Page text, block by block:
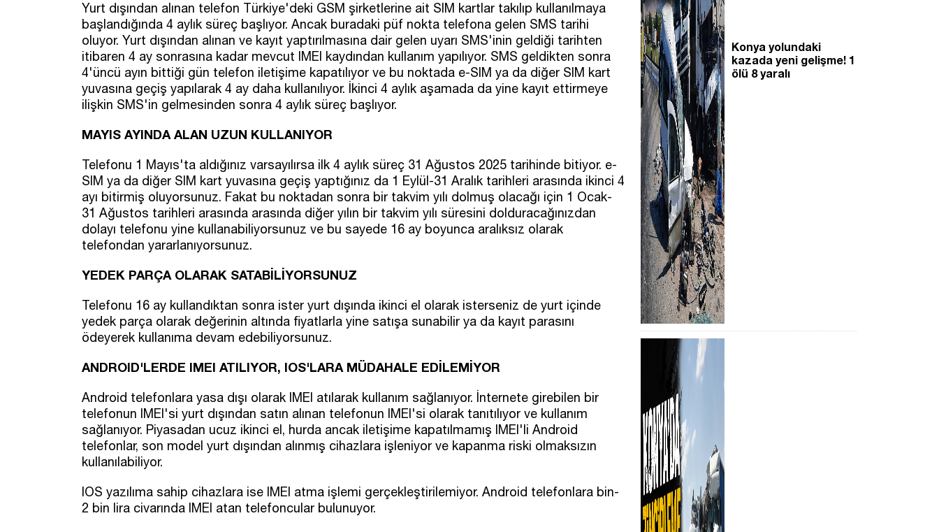
Yurt dışından alınan telefon Türkiye'deki GSM şirketlerine ait SIM kartlar takılıp kullanılmaya
başlandığında 4 aylık süreç başlıyor. Ancak buradaki püf nokta telefona gelen SMS tarihi
oluyor. Yurt dışından alınan ve kayıt yaptırılmasına dair gelen uyarı SMS'inin geldiği tarihten
itibaren 4 ay sonrasına kadar mevcut IMEI kaydından kullanım yapılıyor. SMS geldikten sonra
4'üncü ayın bittiği gün telefon iletişime kapatılıyor ve bu noktada e-SIM ya da diğer SIM kart
yuvasına geçiş yapılarak 4 ay daha kullanılıyor. İkinci 4 aylık aşamada da yine kayıt ettirmeye
ilişkin SMS'in gelmesinden sonra 4 aylık süreç başlıyor.
MAYIS AYINDA ALAN UZUN KULLANIYOR
Telefonu 1 Mayıs'ta aldığınız varsayılırsa ilk 4 aylık süreç 31 Ağustos 2025 tarihinde bitiyor. e-
SIM ya da diğer SIM kart yuvasına geçiş yaptığınız da 1 Eylül-31 Aralık tarihleri arasında ikinci 4
ayı bitirmiş oluyorsunuz. Fakat bu noktadan sonra bir takvim yılı dolmuş olacağı için 1 Ocak-
31 Ağustos tarihleri arasında arasında diğer yılın bir takvim yılı süresini dolduracağınızdan
dolayı telefonu yine kullanabiliyorsunuz ve bu sayede 16 ay boyunca aralıksız olarak
telefondan yararlanıyorsunuz.
YEDEK PARÇA OLARAK SATABİLİYORSUNUZ
Telefonu 16 ay kullandıktan sonra ister yurt dışında ikinci el olarak isterseniz de yurt içinde
yedek parça olarak değerinin altında fiyatlarla yine satışa sunabilir ya da kayıt parasını
ödeyerek kullanıma devam edebiliyorsunuz.
ANDROID'LERDE IMEI ATILIYOR, IOS'LARA MÜDAHALE EDİLEMİYOR
Android telefonlara yasa dışı olarak IMEI atılarak kullanım sağlanıyor. İnternete girebilen bir
telefonun IMEI'si yurt dışından satın alınan telefonun IMEI'si olarak tanıtılıyor ve kullanım
sağlanıyor. Piyasadan ucuz ikinci el, hurda ancak iletişime kapatılmamış IMEI'li Android
telefonlar, son model yurt dışından alınmış cihazlara işleniyor ve kapanma riski olmaksızın
kullanılabiliyor.
IOS yazılıma sahip cihazlara ise IMEI atma işlemi gerçekleştirilemiyor. Android telefonlara bin-
2 bin lira civarında IMEI atan telefoncular bulunuyor.
Konya yolundaki
kazada yeni gelişme! 1
ölü 8 yaralı